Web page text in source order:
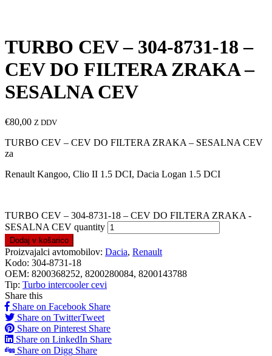
TURBO CEV – 304-8731-18 –
CEV DO FILTERA ZRAKA –
SESALNA CEV
€80,00 Z DDV
TURBO CEV – CEV DO FILTERA ZRAKA – SESALNA CEV
za
Renault Kangoo, Clio II 1.5 DCI, Dacia Logan 1.5 DCI
TURBO CEV – 304-8731-18 – CEV DO FILTERA ZRAKA -
SESALNA CEV quantity
Dodaj v košarico
Proizvajalci avtomobilov: Dacia, Renault
Kodo: 304-8731-18
OEM: 8200368252, 8200280084, 8200143788
Tip: Turbo intercooler cevi
Share this
Share on Facebook Share
Share on TwitterTweet
Share on Pinterest Share
Share on LinkedIn Share
Share on Digg Share